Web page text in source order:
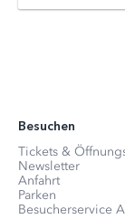
Besuchen
Tickets &
Newsletter
Anfahrt
Parken
Besucherservice